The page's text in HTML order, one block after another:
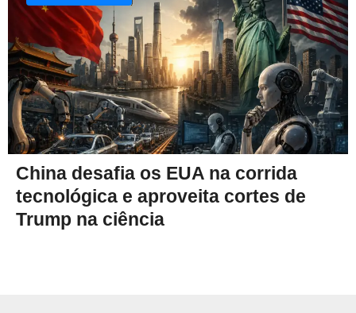
China desafia os EUA na corrida
tecnológica e aproveita cortes de
Trump na ciência